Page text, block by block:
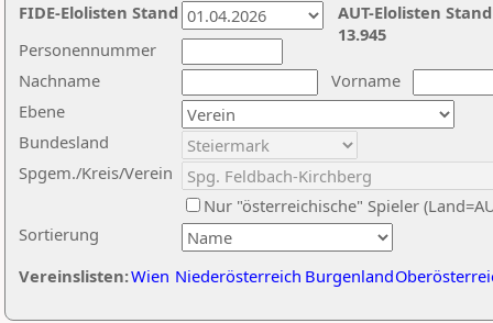
Nachname
Vorname
Ebene
Sortierung
Personennummer
Bundesland
Spgem./Kreis/Verein
Nur "österreichische" Spieler
Vereinslisten:Wien Niederösterreich Burgenland
AUT-Elolisten
13.945
FIDE-Elolisten Stand